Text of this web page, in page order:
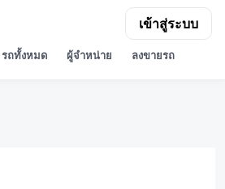
รถทั้งหมด ผู้จำหน่าย ลงขายรถ
เข้าสู่ระบบ